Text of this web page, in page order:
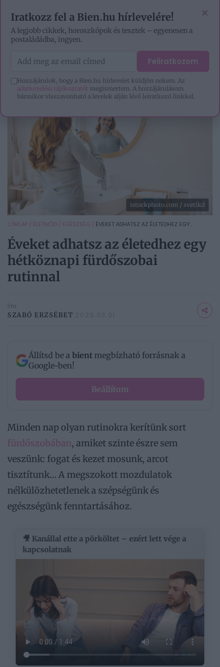
istockphoto.com / svetikd
CÍMLAP / ÉLETMÓD / EGÉSZSÉG / ÉVEKET ADHATSZ AZ ÉLETEDHEZ EGY...
Éveket adhatsz az életedhez egy
hétköznapi fürdőszobai
rutinnal
Írta
SZABÓ ERZSÉBET 2025.03.01.
Állítsd be a bient megbízható forrásnak a
Google-ben!
Beállítom
Minden nap olyan rutinokra kerítünk sort
fürdőszobában, amiket szinte észre sem
veszünk: fogat és kezet mosunk, arcot
tisztítunk… A megszokott mozdulatok
nélkülözhetetlenek a szépségünk és
egészségünk fenntartásához.
🎥 Kanállal ette a pörköltet – ezért lett vége a
kapcsolatnak
×
Iratkozz fel a Bien.hu hírlevelére!
A legjobb cikkek, horoszkópok és tesztek – egyenesen a
postaládádba, ingyen.
Feliratkozom
Hozzájárulok, hogy a Bien.hu hírlevelet küldjön nekem. Az
adatkezelési tájékoztatót megismertem. A hozzájárulásom
bármikor visszavonható a levelek alján lévő leiratkozó linkkel.